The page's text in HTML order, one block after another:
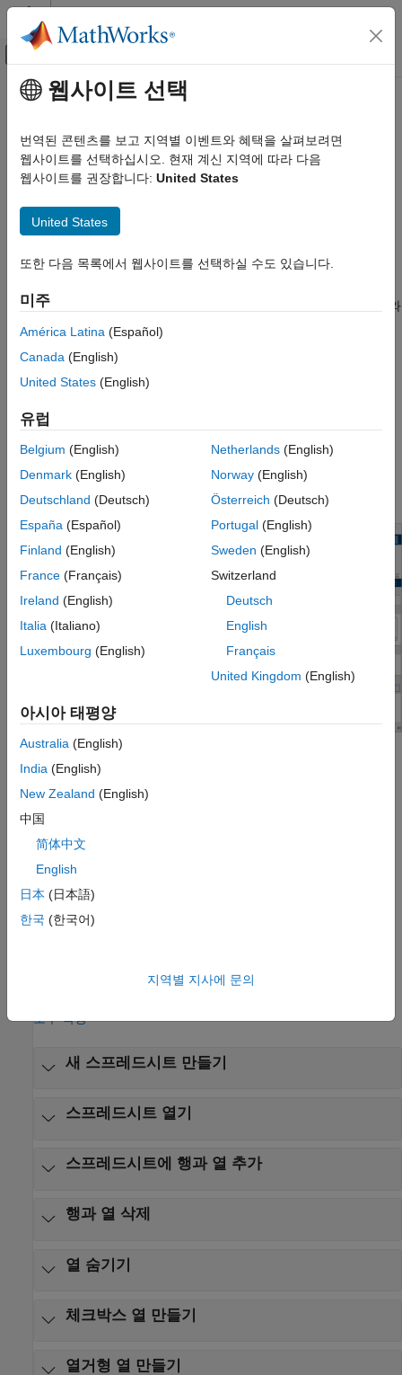
콘텐츠로 바로 가기
오프캔버스 탐색 메뉴 토글
문서 홈
Simulink Fault Analyzer
링크 아티팩트
안전성 분석
안전성 분석 관리자
이 페이지 내용
안전성 분석 관리자 앱 열기
예제
파라미터
버전 내역
참고 항목
주요 콘텐츠
이 페이지는 기계 번역을 사용하여 번역되었습니다. 영어 원문을
안전성 분석 관리자
안전성 분석을 위한 문서 생성 및 편집
R2023b 이후
설명
안전성 분석 관리자
앱을 사용하면 안전성 분석에 활용하는 문서와
상호작용할 수 있습니다.
같은 작업을 수행할 수 있습니다:
고장 모드 및 영향 분석(FMEA) 및 기능 위험 평가(FHA)와
연결합니다.
MATLAB 콜백 코드를 실행하여 문서를 분석합니다.
안전성 분석 관리자 앱 열기
MATLAB 툴스트립
Simulink
안전성 분석 관리자
Fault Analyzer
모두 확장
새 스프레드시트 만들기
스프레드시트 열기
스프레드시트에 행과 열 추가
행과 열 삭제
열 숨기기
체크박스 열 만들기
열거형 열 만들기
웹사이트 선택
번역된 콘텐츠를 보고 지역별 이벤트와 혜택을 살펴보려면
웹사이트를 선택하십시오. 현재 계신 지역에 따라 다음
웹사이트를 권장합니다: United States
United States
또한 다음 목록에서 웹사이트를 선택하실 수도 있습니다.
미주
América Latina (Español)
Canada (English)
United States (English)
유럽
Belgium (English)
Denmark (English)
Deutschland (Deutsch)
España (Español)
Finland (English)
France (Français)
Ireland (English)
Italia (Italiano)
Luxembourg (English)
Netherlands(English)
Norway(English)
Österreich (Deutsch)
Portugal(English)
Sweden (English)
Switzerland
Deutsch
English
Français
United Kingdom (English)
아시아 태평양
Australia (English)
India (English)
New Zealand (English)
中国
简体中文
English
日本 (日本語)
한국 (한국어)
지역별 지사에 문의